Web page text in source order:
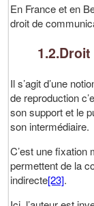
En France et en
droit de
Il s’agit d’une
de reproduction
son support et le
son intermédiaire.
C’est une fixation
permettent de la
indirecte[23].